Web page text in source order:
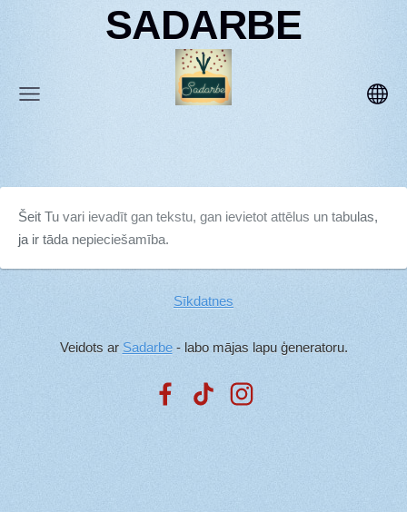
SADARBE
Šeit Tu vari ievadīt gan tekstu, gan ievietot attēlus un tabulas,
ja ir tāda nepieciešamība.
Sīkdatnes
Veidots ar Sadarbe- labo mājas lapu ģeneratoru.